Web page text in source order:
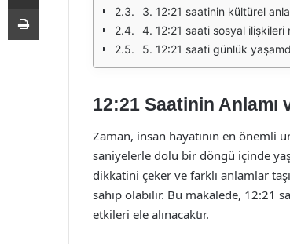
3. 12:21 saatinin kültürel
4. 12:21 saati sosyal ilişkileri
5. 12:21 saati günlük
12:21 Saatinin Anlamı
Zaman, insan hayatının en önemli
saniyelerle dolu bir döngü içinde
dikkatini çeker ve farklı anlamlar
sahip olabilir. Bu makalede, 12:21
etkileri ele alınacaktır.